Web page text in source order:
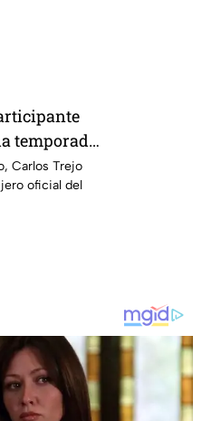
temporada
Carlos Trejo
oficial del